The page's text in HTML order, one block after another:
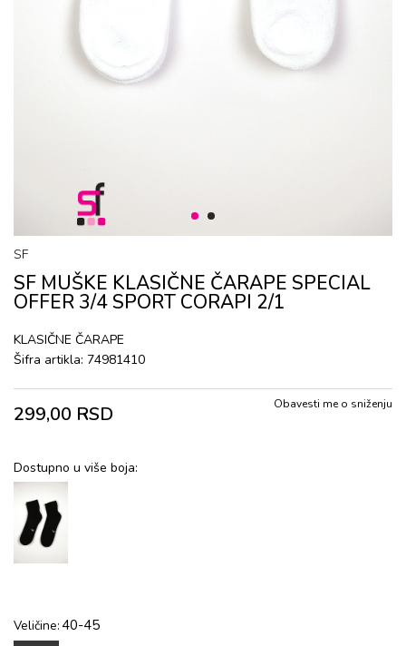
1 2
SF
SF MUŠKE KLASIČNE ČARAPE SPECIAL
OFFER 3/4 SPORT CORAPI 2/1
KLASIČNE ČARAPE
Šifra artikla: 74981410
299,00 RSD Obavesti me o sniženju
Dostupno u više boja:
Veličine: 40-45